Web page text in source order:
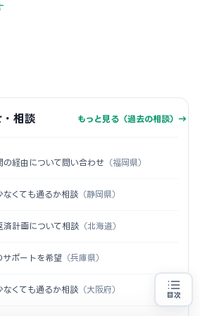
目次
相談 もっと見る（過去の相談）→
の経由について問い合わせ （福岡県）
なくても通るか相談 （静岡県）
済計画について相談 （北海道）
サポートを希望 （兵庫県）
なくても通るか相談 （大阪府）
る